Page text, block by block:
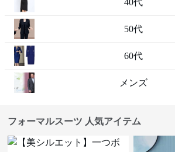
50代
60代
メンズ
フォーマルスーツ 人気アイテム